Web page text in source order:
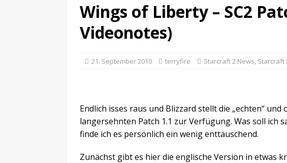
Wings of Liberty – SC2
Videonotes)
21. September 2010 terryfire Starcraft 2 News, Starcraft
Endlich isses raus und Blizzard stellt die „echten“
langersehnten Patch 1.1 zur Verfügung. Was soll ich
finde ich es persönlich ein wenig enttäuschend.
Zunächst gibt es hier die englische Version in etwas